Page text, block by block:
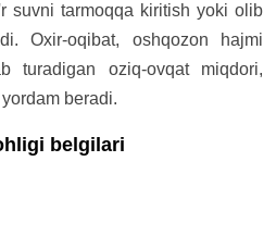
suvni tarmoqqa kiritish yoki olib
Oxir-oqibat, oshqozon hajmi
turadigan oziq-ovqat miqdori,
beradi.
belgilari